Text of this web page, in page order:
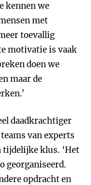
kennen we
met
toevallig
motivatie is vaak
doen we
maar de
daadkrachtiger
van experts
tijdelijke klus. ‘Het
georganiseerd.
opdracht en